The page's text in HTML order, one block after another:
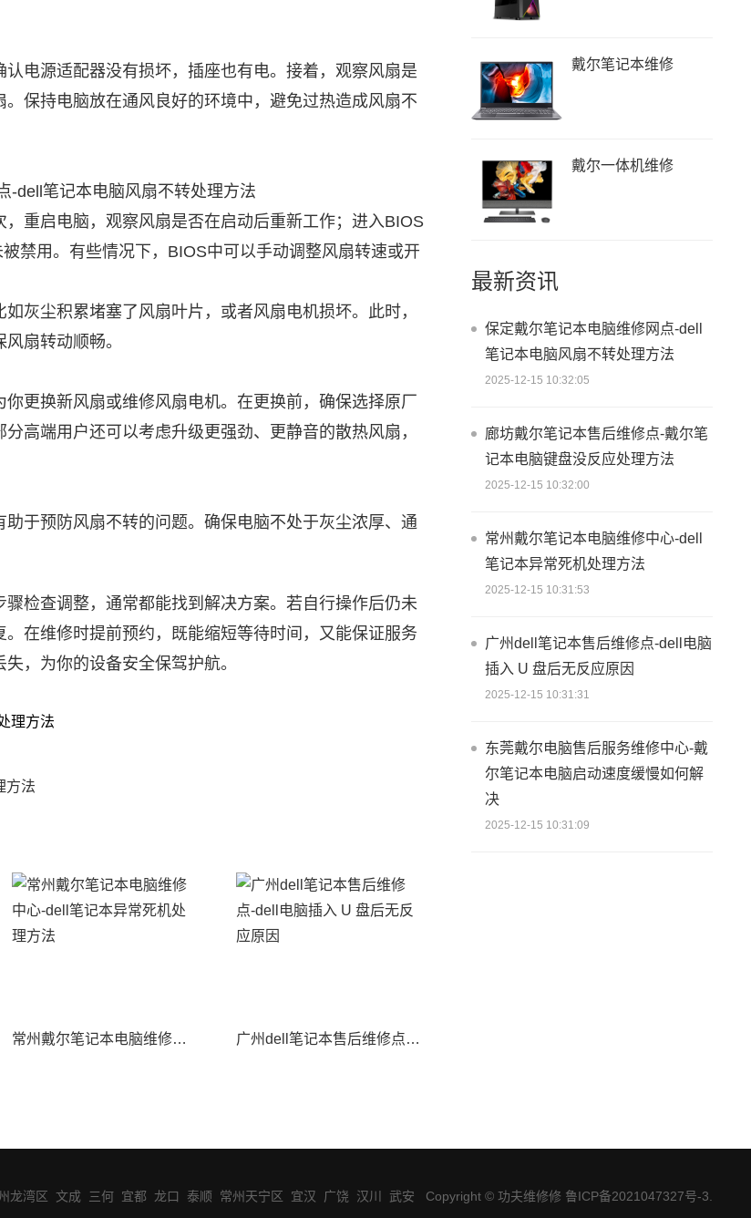
源适配器没有损坏，插座也有电。接着，观察风扇是
保持电脑放在通风良好的环境中，避免过热造成风扇不
启电脑，观察风扇是否在启动后重新工作；进入BIOS
禁用。有些情况下，BIOS中可以手动调整风扇转速或开
尘积累堵塞了风扇叶片，或者风扇电机损坏。此时，
扇转动顺畅。
换新风扇或维修风扇电机。在更换前，确保选择原厂
高端用户还可以考虑升级更强劲、更静音的散热风扇，
预防风扇不转的问题。确保电脑不处于灰尘浓厚、通
检查调整，通常都能找到解决方案。若自行操作后仍未
在维修时提前预约，既能缩短等待时间，又能保证服务
，为你的设备安全保驾护航。
理方法
方法
常州戴尔笔记本电脑维修中心-dell笔记本异常死机处理方法 广州dell笔记本售后维修点-dell电脑插入 U 盘后无反应原因
戴尔笔记本维修
戴尔一体机维修
最新资讯
保定戴尔笔记本电脑维修网点-dell
笔记本电脑风扇不转处理方法
2025-12-15 10:32:05
廊坊戴尔笔记本售后维修点-戴尔笔
记本电脑键盘没反应处理方法
2025-12-15 10:32:00
常州戴尔笔记本电脑维修中心-dell
笔记本异常死机处理方法
2025-12-15 10:31:53
广州dell笔记本售后维修点-dell电脑
插入 U 盘后无反应原因
2025-12-15 10:31:31
东莞戴尔电脑售后服务维修中心-戴
尔笔记本电脑启动速度缓慢如何解
决
2025-12-15 10:31:09
龙湾区 文成 三何 宜都 龙口 泰顺 常州天宁区 宜汉 广饶 汉川 武安 Copyright © 功夫维修修 鲁ICP备2021047327号-3